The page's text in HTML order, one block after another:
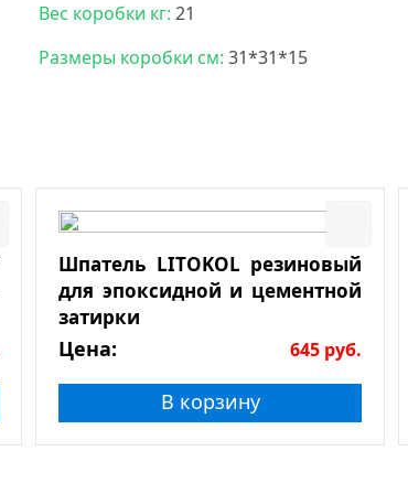
Вес коробки кг: 21
Размеры коробки см: 31*31*15
Шпатель LITOKOL резиновый
для эпоксидной и цементной
затирки
Цена: 645 руб.
В корзину